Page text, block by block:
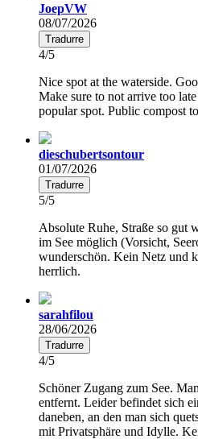
JoepVW
08/07/2026
Tradurre
4/5
Nice spot at the waterside.
Make sure to not arrive too
popular spot. Public compost
dieschubertsontour
01/07/2026
Tradurre
5/5
Absolute Ruhe, Straße so gut
im See möglich (Vorsicht,
wunderschön. Kein Netz und
herrlich.
sarahfilou
28/06/2026
Tradurre
4/5
Schöner Zugang zum See.
entfernt. Leider befindet sich
daneben, an den man sich
mit Privatsphäre und Idylle.